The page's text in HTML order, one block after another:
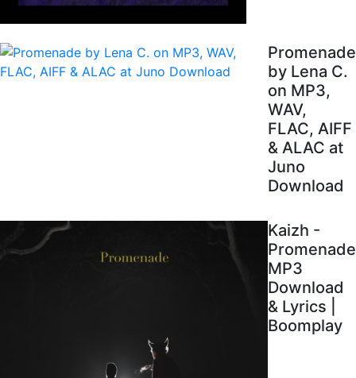
Promenade
by Lena C.
on MP3,
WAV,
FLAC, AIFF
& ALAC at
Juno
Download
Kaizh -
Promenade
MP3
Download
& Lyrics |
Boomplay